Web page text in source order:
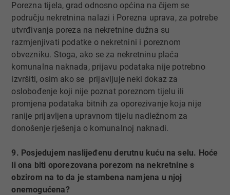
Porezna tijela, grad odnosno općina na čijem se
području nekretnina nalazi i Porezna uprava, za potrebe
utvrđivanja poreza na nekretnine dužna su
razmjenjivati podatke o nekretnini i poreznom
obvezniku. Stoga, ako se za nekretninu plaća
komunalna naknada, prijavu podataka nije potrebno
izvršiti, osim ako se prijavljuje neki dokaz za
oslobođenje koji nije poznat poreznom tijelu ili
promjena podataka bitnih za oporezivanje koja nije
ranije prijavljena upravnom tijelu nadležnom za
donošenje rješenja o komunalnoj naknadi.
9. Posjedujem naslijeđenu derutnu kuću na selu. Hoće
li ona biti oporezovana porezom na nekretnine s
obzirom na to da je stambena namjena u njoj
onemogućena?